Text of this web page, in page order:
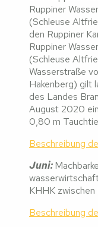
Ruppiner
(Schleuse
den Ruppiner
Ruppiner
(Schleuse
Wasserstraße
Hakenberg) gilt
des Landes
August 2020
0,80 m
Beschreibung
Juni:
KHHK
Beschreibung